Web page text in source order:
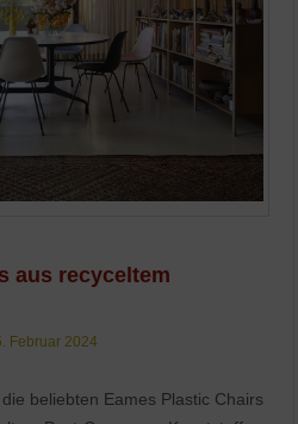
aus recyceltem
Februar 2024
beliebten Eames Plastic Chairs